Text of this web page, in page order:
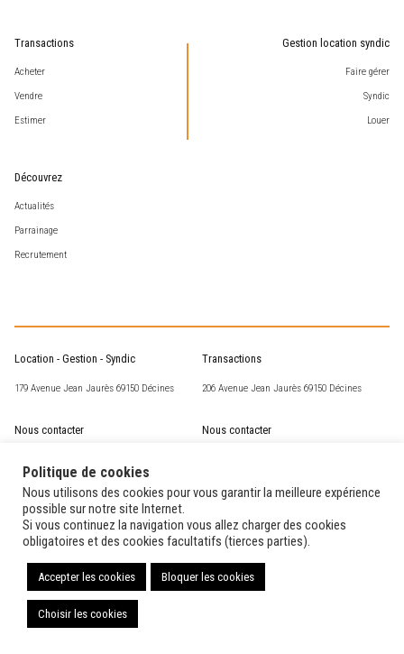
Transactions
Acheter
Vendre
Estimer
Gestion location syndic
Faire gérer
Syndic
Louer
Découvrez
Actualités
Parrainage
Recrutement
Location - Gestion - Syndic
179 Avenue Jean Jaurès 69150 Décines
Transactions
206 Avenue Jean Jaurès 69150 Décines
Nous contacter
04 72 02 63 93
Nous contacter
04 78 49 15 60
Nos horaires Nos horaires
Copyright Corneille Saint-Marc
Politique de cookies
Nous utilisons des cookies pour vous garantir la meilleure expérience
possible sur notre site Internet.
Si vous continuez la navigation vous allez charger des cookies
obligatoires et des cookies facultatifs (tierces parties).
Accepter les cookies Bloquer les cookies
Choisir les cookies